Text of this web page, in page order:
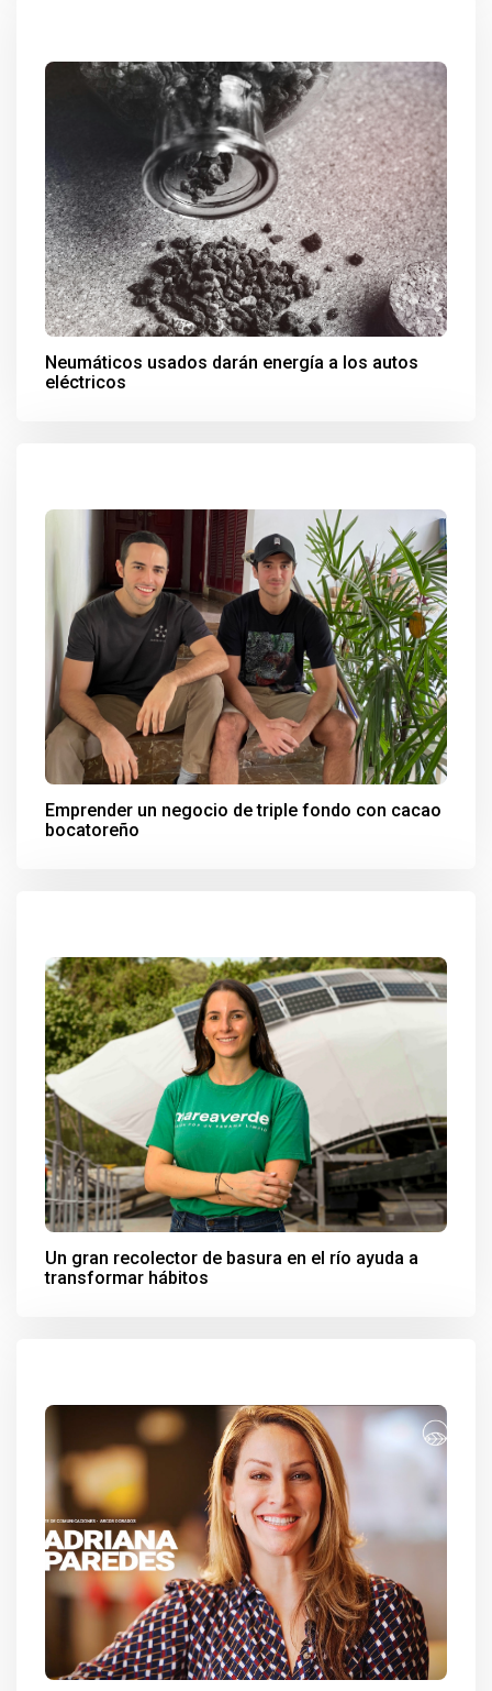
Neumáticos usados darán energía a los autos
eléctricos
Emprender un negocio de triple fondo con cacao
bocatoreño
Un gran recolector de basura en el río ayuda a
transformar hábitos